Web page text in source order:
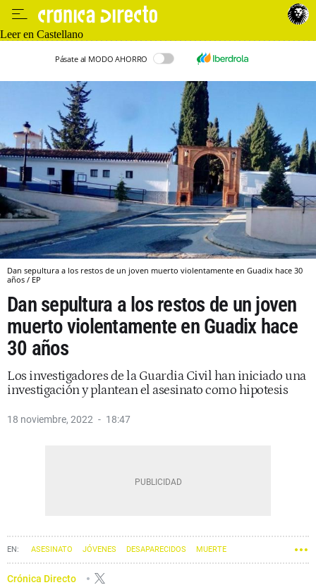
Leer en Castellano
Pásate al MODO AHORRO
Dan sepultura a los restos de un joven muerto violentamente en Guadix hace 30
años / EP
Dan sepultura a los restos de un joven
muerto violentamente en Guadix hace
30 años
Los investigadores de la Guardia Civil han iniciado una
investigación y plantean el asesinato como hipotesis
18 noviembre, 2022 18:47
ASESINATO JÓVENES DESAPARECIDOS MUERTE
Crónica Directo